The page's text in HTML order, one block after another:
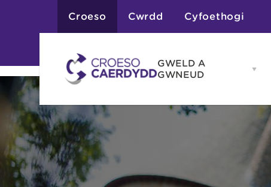
Croeso Cwrdd Cyfoethogi
GWELD A
GWNEUD
Atyniadau
Teithiau a